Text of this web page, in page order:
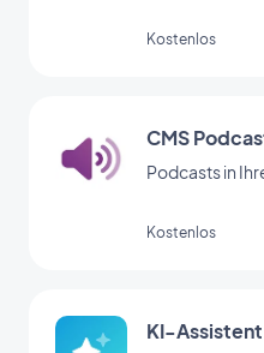
Kostenlos
CMS
Podcasts in
Kostenlos
KI-Assistent